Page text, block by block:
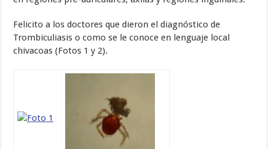
Felicito a los doctores que dieron el diagnóstico de
Trombiculiasis o como se le conoce en lenguaje local
chivacoas (Fotos 1 y 2).